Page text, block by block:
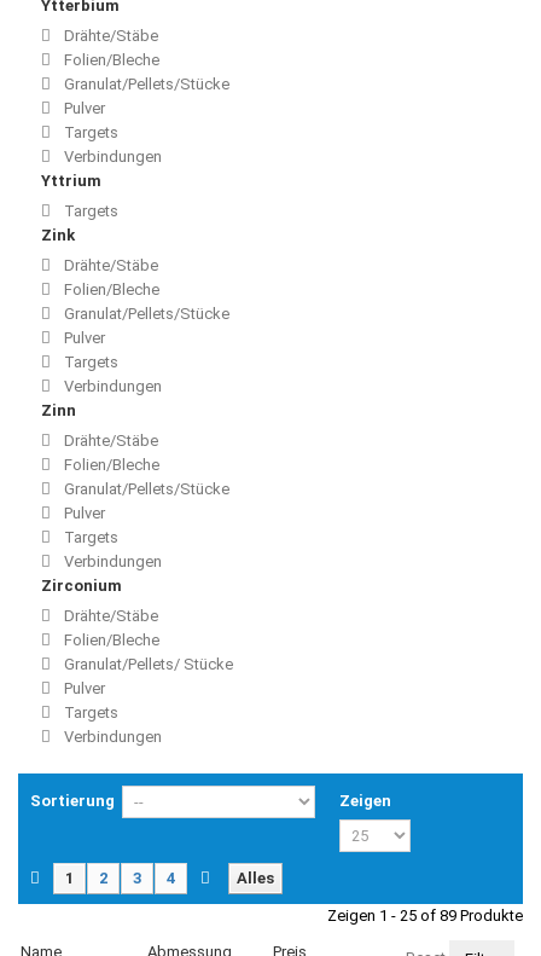
Ytterbium
Drähte/Stäbe
Folien/Bleche
Granulat/Pellets/Stücke
Pulver
Targets
Verbindungen
Yttrium
Targets
Zink
Drähte/Stäbe
Folien/Bleche
Granulat/Pellets/Stücke
Pulver
Targets
Verbindungen
Zinn
Drähte/Stäbe
Folien/Bleche
Granulat/Pellets/Stücke
Pulver
Targets
Verbindungen
Zirconium
Drähte/Stäbe
Folien/Bleche
Granulat/Pellets/ Stücke
Pulver
Targets
Verbindungen
Sortierung Zeigen
Alles
1 2 3 4
Zeigen 1 - 25 of 89 Produkte
Name
Abmessung Preis